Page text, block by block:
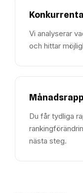
Vi analyserar
och hittar
Du får tydliga
nästa steg.